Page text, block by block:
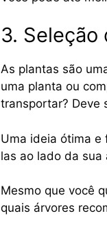
3. Seleção
As plantas são
uma planta ou
transportar? Deve
Uma ideia ótima e
las ao lado da sua
Mesmo que você
quais árvores